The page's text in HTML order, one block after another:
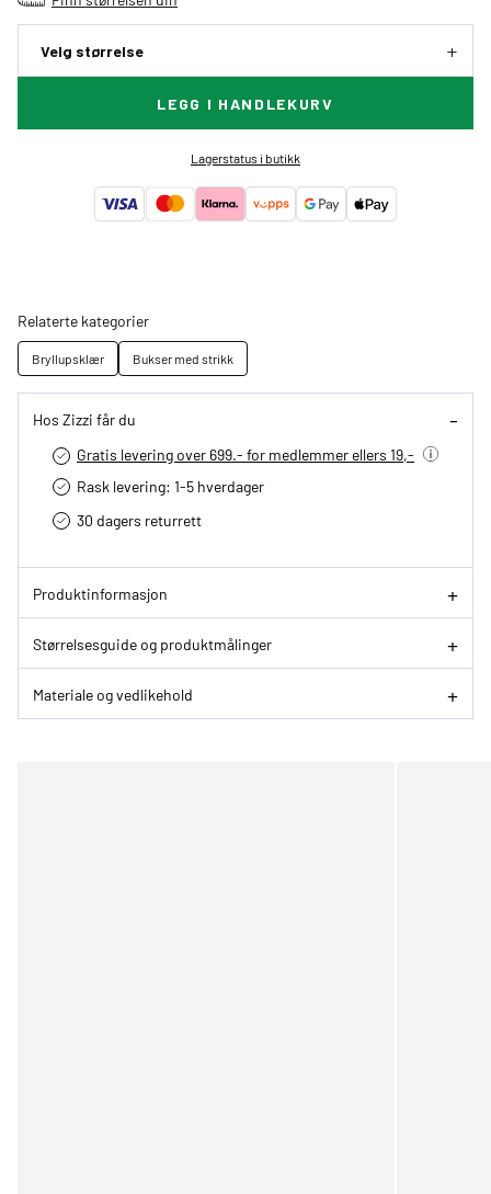
Velg størrelse
LEGG I HANDLEKURV
Lagerstatus i butikk
Relaterte kategorier
Bryllupsklær Bukser med strikk
Hos Zizzi får du
Gratis levering over 699.- for medlemmer ellers 19,-
Rask levering: 1-5 hverdager
30 dagers returrett
Produktinformasjon
Størrelsesguide og produktmålinger
Materiale og vedlikehold